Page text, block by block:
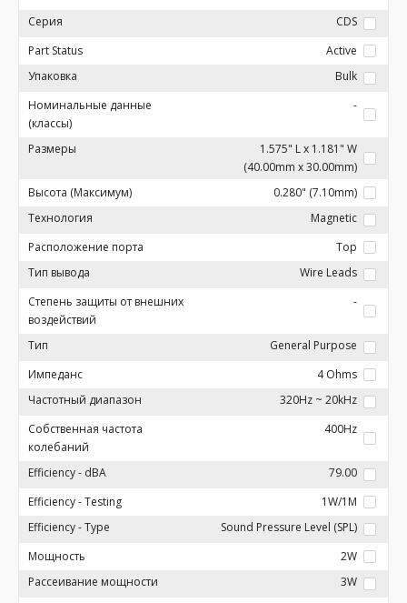
Серия
CDS
Part Status
Active
Упаковка
Bulk
Номинальные данные
(классы)
-
Размеры
1.575" L x 1.181" W
(40.00mm x 30.00mm)
Высота (Максимум)
0.280" (7.10mm)
Технология
Magnetic
Расположение порта
Top
Тип вывода
Wire Leads
Степень защиты от внешних
воздействий
-
Тип
General Purpose
Импеданс
4 Ohms
Частотный диапазон
320Hz ~ 20kHz
Собственная частота
колебаний
400Hz
Efficiency - dBA
79.00
Efficiency - Testing
1W/1M
Efficiency - Type
Sound Pressure Level (SPL)
Мощность
2W
Рассеивание мощности
3W